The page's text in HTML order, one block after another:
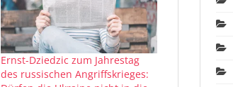
Ernst-Dziedzic zum Jahrestag
des russischen Angriffskrieges: